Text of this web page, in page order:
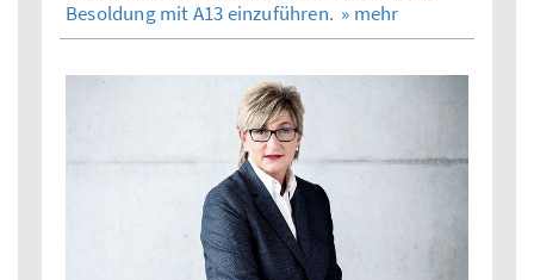
Besoldung mit A13 einzuführen. » mehr